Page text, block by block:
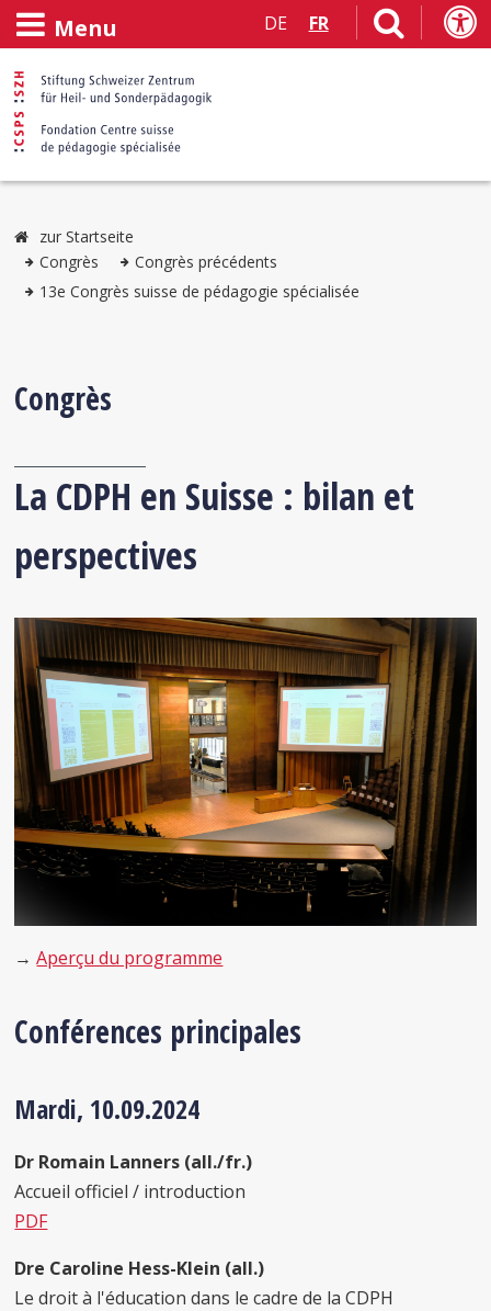
Menu DE FR
zur Startseite
Congrès
Congrès précédents
13e Congrès suisse de pédagogie spécialisée
Congrès
La CDPH en Suisse : bilan et
perspectives
→Aperçu du programme
Conférences principales
Mardi, 10.09.2024
Dr Romain Lanners (all./fr.)
Accueil officiel / introduction
PDF
Dre Caroline Hess-Klein (all.)
Le droit à l'éducation dans le cadre de la CDPH